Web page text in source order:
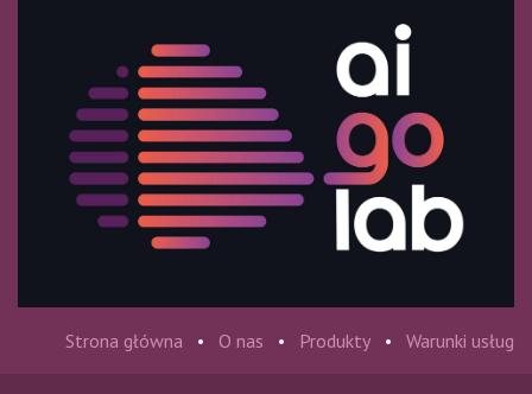
Strona główna • O nas • Produkty • Warunki usług